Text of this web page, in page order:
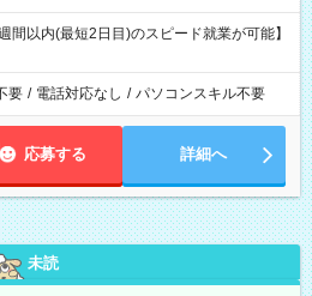
間以内(最短2日目)のスピード就業が可能】
要 / 電話対応なし / パソコンスキル不要
応募する 詳細へ
未読